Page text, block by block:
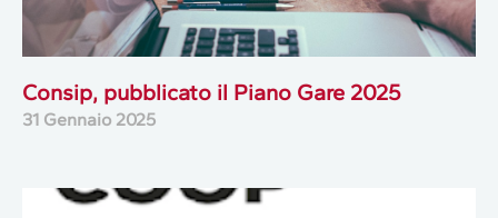
Consip, pubblicato il Piano Gare 2025
31 Gennaio 2025